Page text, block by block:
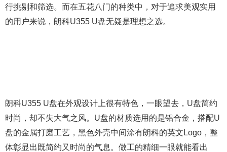
行挑剔和筛选。而在五花八门的种类中，对于追求美观实用
的用户来说，朗科U355 U盘无疑是理想之选。
朗科U355 U盘在外观设计上很有特色，一眼望去，U盘简约
时尚，却不失大气之风。U盘的材质选用的是铝合金，搭配U
盘的金属打磨工艺，黑色外壳中间涂有朗科的英文Logo，整
体彰显出既简约又时尚的气息。做工的精细一眼就能看出